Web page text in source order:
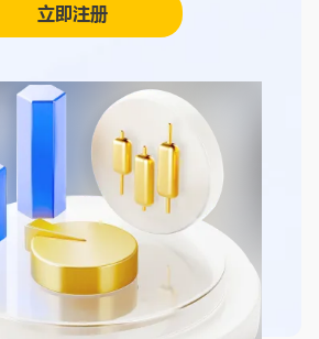
立即注册